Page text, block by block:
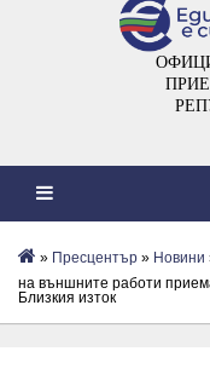
» Пресцентър » Новини
на външните работи
Близкия изток